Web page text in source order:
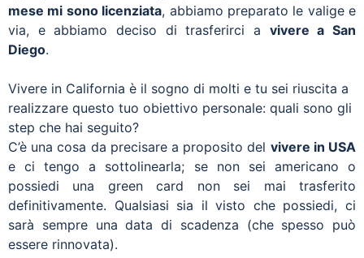
mese mi sono licenziata, abbiamo preparato le valige e
via, e abbiamo deciso di trasferirci a vivere a San
Diego.
Vivere in California è il sogno di molti e tu sei riuscita a
realizzare questo tuo obiettivo personale: quali sono gli
step che hai seguito?
C’è una cosa da precisare a proposito del vivere in USA
e ci tengo a sottolinearla; se non sei americano o
possiedi una green card non sei mai trasferito
definitivamente. Qualsiasi sia il visto che possiedi, ci
sarà sempre una data di scadenza (che spesso può
essere rinnovata).